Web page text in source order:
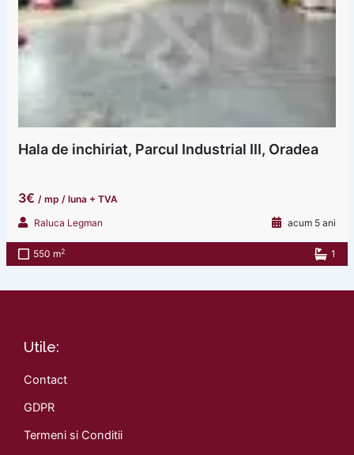
Hala de inchiriat, Parcul Industrial III, Oradea
3€ / mp / luna + TVA
Raluca Legman
acum 5 ani
550 m2 1
Utile:
Contact
GDPR
Termeni si Conditii